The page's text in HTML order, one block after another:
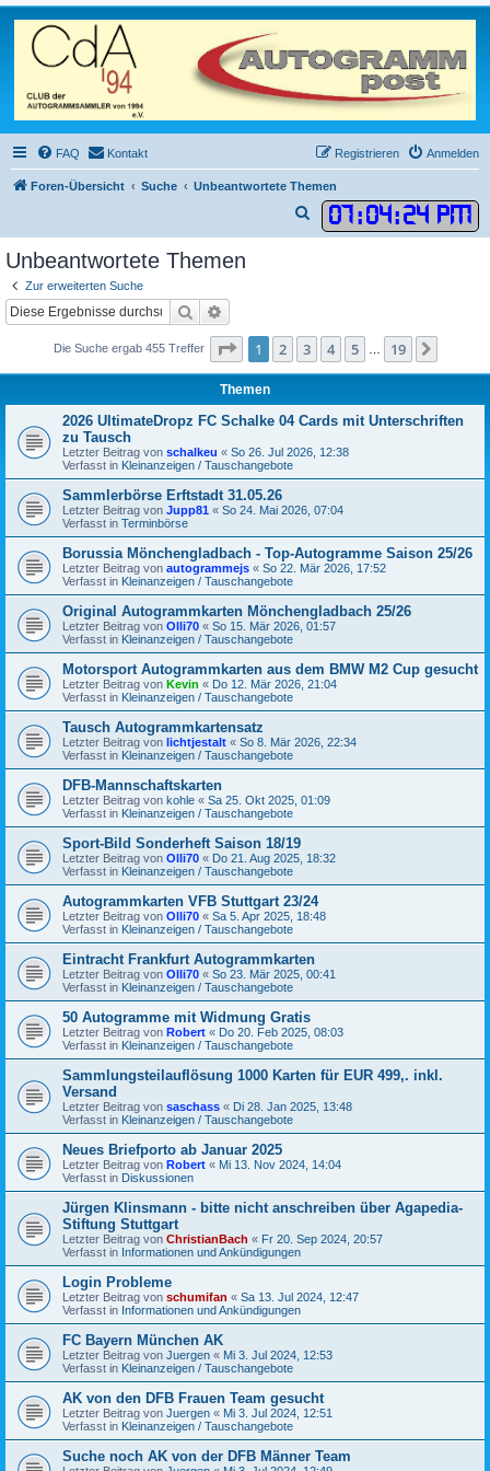
FAQ Kontakt Anmelden
Registrieren
Foren-Übersicht Suche Unbeantwortete Themen
07:04:24 PM
u
Unbeantwortete Themen
Zur erweiterten Suche
Suche
Die Suche ergab 455 Treffer Seite 1von 19
1 2 3 4 5 19
Themen
2026 UltimateDropz FC Schalke 04 Cards mit Unterschriften
zu Tausch
Letzter Beitrag von schalkeu « So 26. Jul 2026, 12:38
Verfasst in Kleinanzeigen / Tauschangebote
Sammlerbörse Erftstadt 31.05.26
Letzter Beitrag von Jupp81 « So 24. Mai 2026, 07:04
Verfasst in Terminbörse
Borussia Mönchengladbach - Top-Autogramme Saison 25/26
Letzter Beitrag von autogrammejs « So 22. Mär 2026, 17:52
Verfasst in Kleinanzeigen / Tauschangebote
Original Autogrammkarten Mönchengladbach 25/26
Letzter Beitrag von Olli70 « So 15. Mär 2026, 01:57
Verfasst in Kleinanzeigen / Tauschangebote
Motorsport Autogrammkarten aus dem BMW M2 Cup gesucht
Letzter Beitrag von Kevin « Do 12. Mär 2026, 21:04
Verfasst in Kleinanzeigen / Tauschangebote
Tausch Autogrammkartensatz
Letzter Beitrag von lichtjestalt « So 8. Mär 2026, 22:34
Verfasst in Kleinanzeigen / Tauschangebote
DFB-Mannschaftskarten
Letzter Beitrag von kohle « Sa 25. Okt 2025, 01:09
Verfasst in Kleinanzeigen / Tauschangebote
Sport-Bild Sonderheft Saison 18/19
Letzter Beitrag von Olli70 « Do 21. Aug 2025, 18:32
Verfasst in Kleinanzeigen / Tauschangebote
Autogrammkarten VFB Stuttgart 23/24
Letzter Beitrag von Olli70 « Sa 5. Apr 2025, 18:48
Verfasst in Kleinanzeigen / Tauschangebote
Eintracht Frankfurt Autogrammkarten
Letzter Beitrag von Olli70 « So 23. Mär 2025, 00:41
Verfasst in Kleinanzeigen / Tauschangebote
50 Autogramme mit Widmung Gratis
Letzter Beitrag von Robert « Do 20. Feb 2025, 08:03
Verfasst in Kleinanzeigen / Tauschangebote
Sammlungsteilauflösung 1000 Karten für EUR 499,. inkl.
Versand
Letzter Beitrag von saschass « Di 28. Jan 2025, 13:48
Verfasst in Kleinanzeigen / Tauschangebote
Neues Briefporto ab Januar 2025
Letzter Beitrag von Robert « Mi 13. Nov 2024, 14:04
Verfasst in Diskussionen
Jürgen Klinsmann - bitte nicht anschreiben über Agapedia-
Stiftung Stuttgart
Letzter Beitrag von ChristianBach « Fr 20. Sep 2024, 20:57
Verfasst in Informationen und Ankündigungen
Login Probleme
Letzter Beitrag von schumifan « Sa 13. Jul 2024, 12:47
Verfasst in Informationen und Ankündigungen
FC Bayern München AK
Letzter Beitrag von Juergen « Mi 3. Jul 2024, 12:53
Verfasst in Kleinanzeigen / Tauschangebote
AK von den DFB Frauen Team gesucht
Letzter Beitrag von Juergen « Mi 3. Jul 2024, 12:51
Verfasst in Kleinanzeigen / Tauschangebote
Suche noch AK von der DFB Männer Team